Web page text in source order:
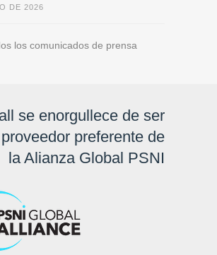
DE 2026
los comunicados de prensa
se enorgullece de ser
preferente de
la Alianza Global PSNI